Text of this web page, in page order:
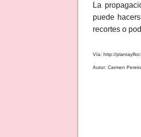
La
puede
recortes o
Vía: http://
Autor: Carmen